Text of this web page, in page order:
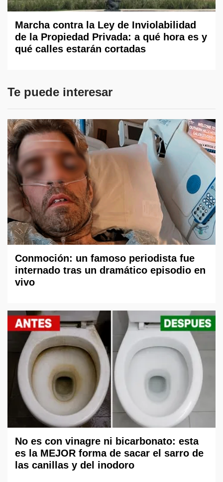
Marcha contra la Ley de Inviolabilidad
de la Propiedad Privada: a qué hora es y
qué calles estarán cortadas
Te puede interesar
Conmoción: un famoso periodista fue
internado tras un dramático episodio en
vivo
No es con vinagre ni bicarbonato: esta
es la MEJOR forma de sacar el sarro de
las canillas y del inodoro